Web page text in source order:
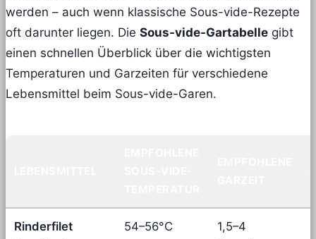
werden – auch wenn klassische Sous-vide-Rezepte
oft darunter liegen. Die Sous-vide-Gartabelle gibt
einen schnellen Überblick über die wichtigsten
Temperaturen und Garzeiten für verschiedene
Lebensmittel beim Sous-vide-Garen.
Rinderfilet
54–56°C
1,5–4